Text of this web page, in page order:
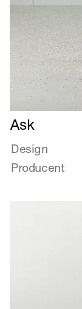
Læs
mere
om
Ask
Ask
Design
Producent